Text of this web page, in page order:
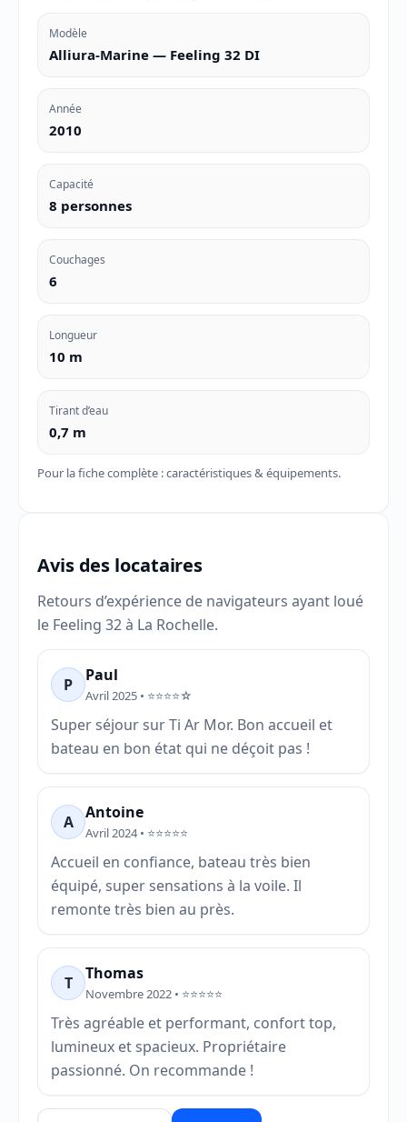
Modèle
Alliura-Marine — Feeling 32 DI
Année
2010
Capacité
8 personnes
Couchages
6
Longueur
10 m
Tirant d’eau
0,7 m
Pour la fiche complète :caractéristiques & équipements.
Avis des locataires
Retours d’expérience de navigateurs ayant loué
le Feeling 32 à La Rochelle.
P Paul
Avril 2025 • ⭐⭐⭐⭐☆
Super séjour sur Ti Ar Mor. Bon accueil et
bateau en bon état qui ne déçoit pas !
A Antoine
Avril 2024 • ⭐⭐⭐⭐⭐
Accueil en confiance, bateau très bien
équipé, super sensations à la voile. Il
remonte très bien au près.
T Thomas
Novembre 2022 • ⭐⭐⭐⭐⭐
Très agréable et performant, confort top,
lumineux et spacieux. Propriétaire
passionné. On recommande !